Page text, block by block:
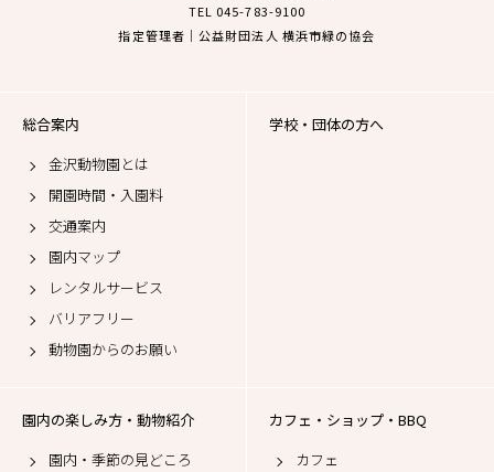
TEL 045-783-9100
指定管理者｜公益財団法人 横浜市緑の協会
総合案内
金沢動物園とは
開園時間・入園料
交通案内
園内マップ
レンタルサービス
バリアフリー
動物園からのお願い
学校・団体の方へ
園内の楽しみ方・動物紹介
園内・季節の見どころ
カフェ・ショップ・BBQ
カフェ